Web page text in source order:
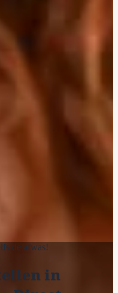
de afwas!
in